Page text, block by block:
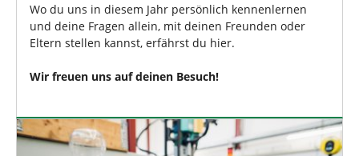
Wo du uns in diesem Jahr persönlich kennenlernen
und deine Fragen allein, mit deinen Freunden oder
Eltern stellen kannst, erfährst du hier.
Wir freuen uns auf deinen Besuch!